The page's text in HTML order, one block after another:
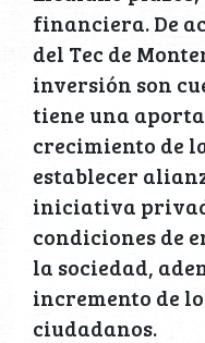
financiera. De
del Tec de
inversión son
tiene una
crecimiento de
establecer
iniciativa
condiciones de
la sociedad,
incremento de
ciudadanos.